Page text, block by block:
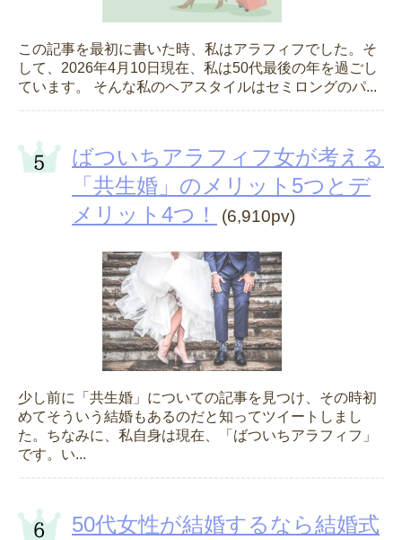
この記事を最初に書いた時、私はアラフィフでした。そ
して、2026年4月10日現在、私は50代最後の年を過ごし
ています。 そんな私のヘアスタイルはセミロングのパ...
ばついちアラフィフ女が考える
「共生婚」のメリット5つとデ
メリット4つ！
(6,910pv)
少し前に「共生婚」についての記事を見つけ、その時初
めてそういう結婚もあるのだと知ってツイートしまし
た。ちなみに、私自身は現在、「ばついちアラフィフ」
です。い...
50代女性が結婚するなら結婚式